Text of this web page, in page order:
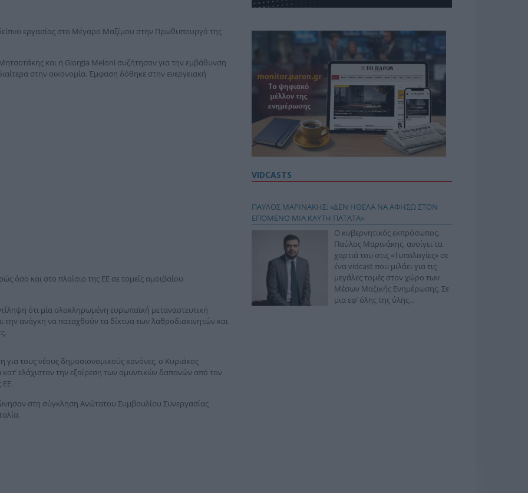
εργασίας στο Μέγαρο Μαξίμου στην Πρωθυπουργό της
και η Giorgia Meloni συζήτησαν για την εμβάθυνση
στην οικονομία. Έμφαση δόθηκε στην ενεργειακή
όσο και στο πλαίσιο της ΕΕ σε τομείς αμοιβαίου
ότι μία ολοκληρωμένη ευρωπαϊκή μεταναστευτική
την ανάγκη να παταχθούν τα δίκτυα των λαθροδιακινητών και
για τους νέους δημοσιονομικούς κανόνες, ο Κυριάκος
ελάχιστον την εξαίρεση των αμυντικών δαπανών από τον
ΕΕ.
στη σύγκληση Ανώτατου Συμβουλίου Συνεργασίας
VIDCASTS
ΠΑΥΛΟΣ ΜΑΡΙΝΑΚΗΣ: «ΔΕΝ ΗΘΕΛΑ ΝΑ ΑΦΗΣΩ ΣΤΟΝ
ΕΠΟΜΕΝΟ ΜΙΑ ΚΑΥΤΗ ΠΑΤΑΤΑ»
Ο κυβερνητικός εκπρόσωπος,
Παύλος Μαρινάκης, ανοίγει τα
χαρτιά του στις «Τυπολογίες» σε
ένα vidcast που μιλάει για τις
μεγάλες τομές στον χώρο των
Μέσων Μαζικής Ενημέρωσης. Σε
μια εφ’ όλης της ύλης